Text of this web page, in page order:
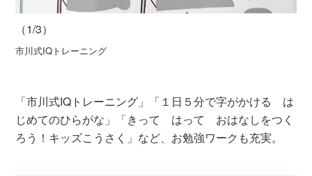
（1/3）
市川式IQトレーニング
「市川式IQトレーニング」「１日５分で字がかける は
じめてのひらがな」「きって はって おはなしをつく
ろう！キッズこうさく」など、お勉強ワークも充実。